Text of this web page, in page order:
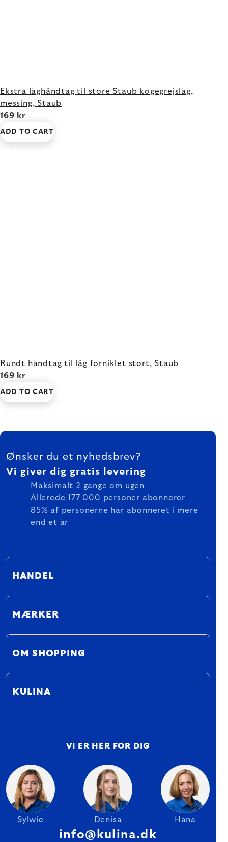
Ekstra låghåndtag til store Staub kogegrejslåg,
messing, Staub
169 kr
ADD TO CART
Rundt håndtag til låg forniklet stort, Staub
169 kr
ADD TO CART
FOOTER
Ønsker du et nyhedsbrev?
Vi giver dig gratis levering
Maksimalt 2 gange om ugen
Allerede 177 000 personer abonnerer
85% af personerne har abonneret i mere
end et år
HANDEL
MÆRKER
OM SHOPPING
KULINA
VI ER HER FOR DIG
Sylwie Denisa Hana
info@kulina.dk